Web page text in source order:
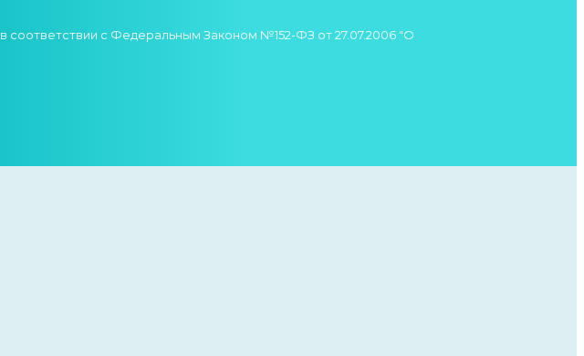
в соответствии с Федеральным Законом №152-ФЗ от 27.07.2006 "О